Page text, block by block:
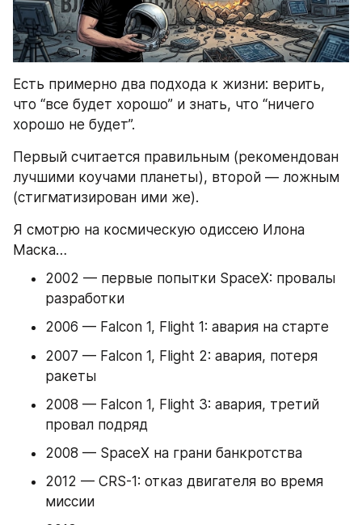
Есть примерно два подхода к жизни: верить,
что “все будет хорошо” и знать, что “ничего
хорошо не будет”.
Первый считается правильным (рекомендован
лучшими коучами планеты), второй — ложным
(стигматизирован ими же).
Я смотрю на космическую одиссею Илона
Маска…
2002 — первые попытки SpaceX: провалы
разработки
2006 — Falcon 1, Flight 1: авария на старте
2007 — Falcon 1, Flight 2: авария, потеря
ракеты
2008 — Falcon 1, Flight 3: авария, третий
провал подряд
2008 — SpaceX на грани банкротства
2012 — CRS-1: отказ двигателя во время
миссии